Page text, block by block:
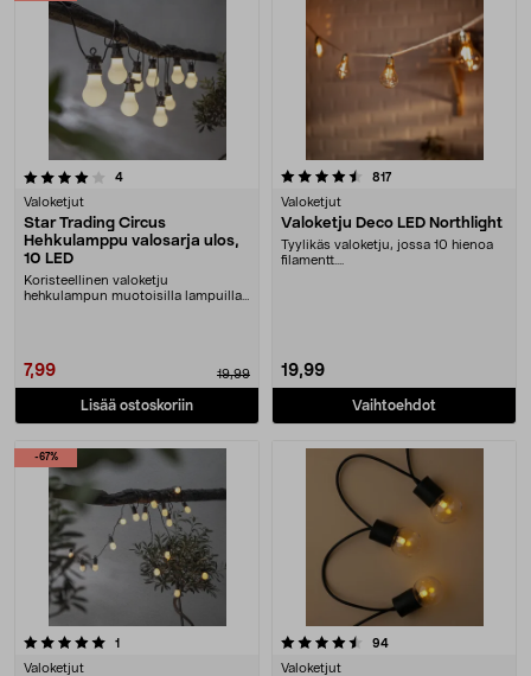
4arvostelut
Valoketjut
Star Trading Circus
Hehkulamppu valosarja ulos,
10 LED
Koristeellinen valoketju
hehkulampun muotoisilla lampuilla
7,99 19,99
Lisää ostoskoriin
4.5 viidestä tähdestä 817arvostelut
Valoketjut
Valoketju Deco LED Northlight
Tyylikäs valoketju, jossa 10 hienoa
filamentt....
19,99
Vaihtoehdot
-67%
1
Valoketjut
4.5 viidestä tähdestä 94arvostelut
Valoketjut